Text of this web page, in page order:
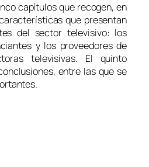
capítulos que recogen, en
que presentan
del sector televisivo: los
y los proveedores de
televisivas. El quinto
entre las que se